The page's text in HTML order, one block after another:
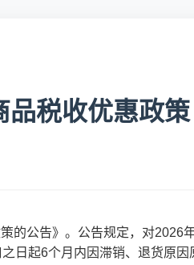
品税收优惠政策
的公告》。公告规定，对2026
日起6个月内因滞销、退货原因